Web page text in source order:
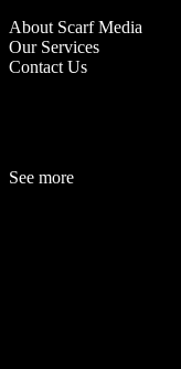
About Scarf Media
Our Services
Contact Us
See more